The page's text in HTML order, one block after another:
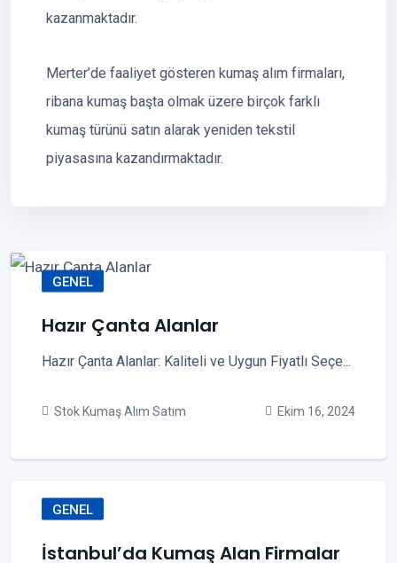
kazanmaktadır.
Merter’de faaliyet gösteren kumaş alım firmaları,
ribana kumaş başta olmak üzere birçok farklı
kumaş türünü satın alarak yeniden tekstil
piyasasına kazandırmaktadır.
GENEL
Hazır Çanta Alanlar
Hazır Çanta Alanlar: Kaliteli ve Uygun Fiyatlı Seçe...
Stok Kumaş Alım Satım Ekim 16, 2024
GENEL
İstanbul’da Kumaş Alan Firmalar